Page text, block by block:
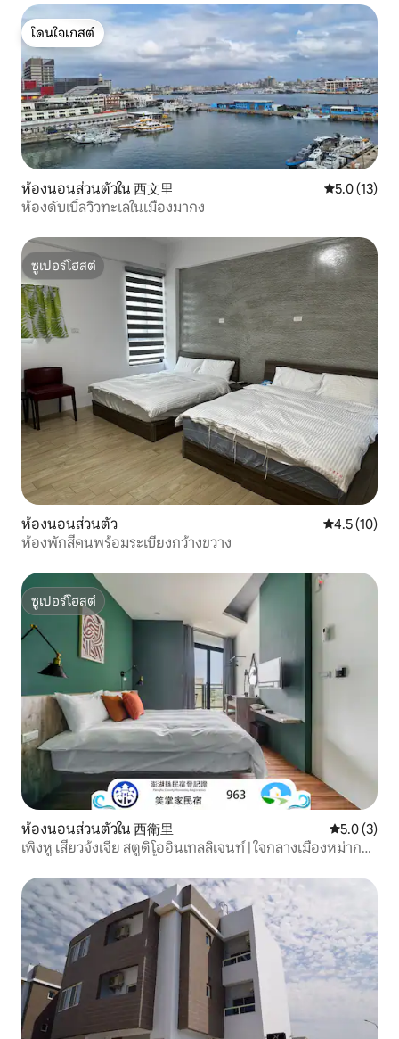
โดนใจเกสต์
โดนใจเกสต์
ห้องนอนส่วนตัวใน 西文里 คะแนนเฉลี่ย
5.0 (13)
ห้องดับเบิ้ลวิวทะเลในเมืองมากง
ซูเปอร์โฮสต์
ซูเปอร์โฮสต์
ห้องนอนส่วนตัว คะแนนเฉลี่ย
4.5 (10)
ห้องพักสี่คนพร้อมระเบียงกว้างขวาง
ซูเปอร์โฮสต์
ซูเปอร์โฮสต์
ห้องนอนส่วนตัวใน 西衛里 คะแนนเฉลี่
5.0 (3)
เพิงหู เสี่ยวจ้งเจีย สตูดิโออินเทลลิเจนท์ | ใจกลางเมืองหม่ากง |
พร้อมระเบียง